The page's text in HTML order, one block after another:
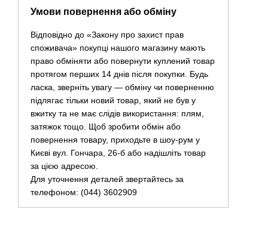
Умови повернення або обміну
Відповідно до «Закону про захист прав
споживача» покупці нашого магазину мають
право обміняти або повернути куплений товар
протягом перших 14 днів після покупки. Будь
ласка, зверніть увагу — обміну чи поверненню
підлягає тільки новий товар, який не був у
вжитку та не має слідів використання: плям,
затяжок тощо. Щоб зробити обмін або
повернення товару, приходьте в шоу-рум у
Києві вул. Гончара, 26-б або надішліть товар
за цією адресою.
Для уточнення деталей звертайтесь за
телефоном: (044) 3602909